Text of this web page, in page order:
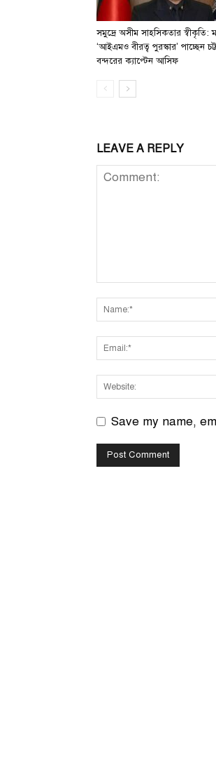
সমুদ্রে অসীম সাহসিকতার স্বীকৃতি:
‘আইএমও বীরত্ব পুরস্কার’ পাচ্ছেন
বন্দরের ক্যাপ্টেন আসিফ
LEAVE A REPLY
Save my name,